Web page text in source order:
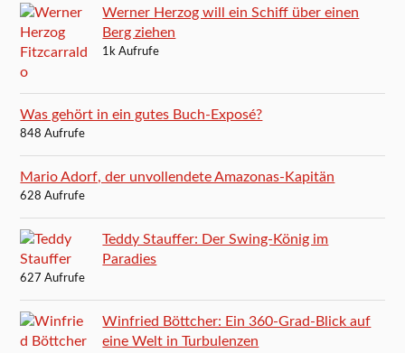
Werner Herzog will ein Schiff über einen
Berg ziehen
1k Aufrufe
Was gehört in ein gutes Buch-Exposé?
848 Aufrufe
Mario Adorf, der unvollendete Amazonas-Kapitän
628 Aufrufe
Teddy Stauffer: Der Swing-König im
Paradies
627 Aufrufe
Winfried Böttcher: Ein 360-Grad-Blick auf
eine Welt in Turbulenzen